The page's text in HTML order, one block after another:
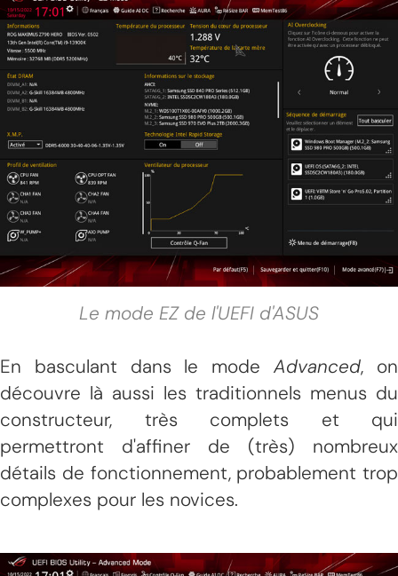
Le mode EZ de l'UEFI d'ASUS
En basculant dans le modeAdvanced, on
découvre là aussi les traditionnels menus du
constructeur, très complets et qui
permettront d'affiner de (très) nombreux
détails de fonctionnement, probablement trop
complexes pour les novices.